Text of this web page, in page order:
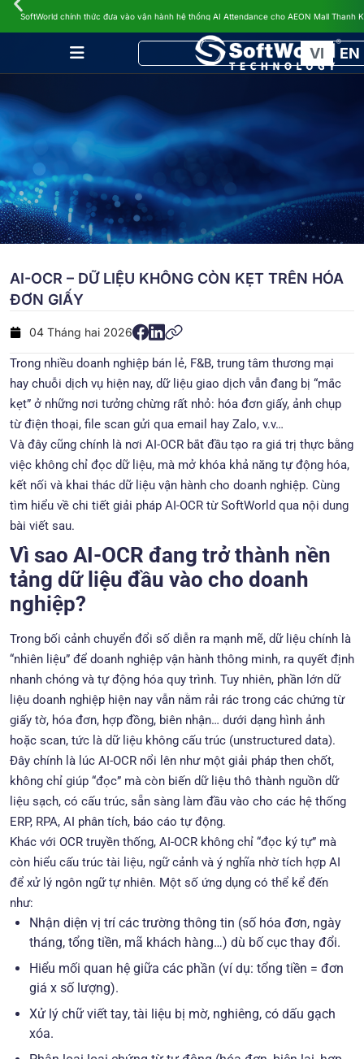
SoftWorld chính thức đưa vào vận hành hệ thống AI Attendance cho AEON Mall Thanh
VI EN
TIN TỨC
AI-OCR – DỮ LIỆU KHÔNG CÒN KẸT TRÊN HÓA
ĐƠN GIẤY
04 Tháng hai 2026
Trong nhiều doanh nghiệp bán lẻ, F&B, trung tâm thương mại
hay chuỗi dịch vụ hiện nay, dữ liệu giao dịch vẫn đang bị “mắc
kẹt” ở những nơi tưởng chừng rất nhỏ: hóa đơn giấy, ảnh chụp
từ điện thoại, file scan gửi qua email hay Zalo, v.v…
Và đây cũng chính là nơi AI-OCR bắt đầu tạo ra giá trị thực bằng
việc không chỉ đọc dữ liệu, mà mở khóa khả năng tự động hóa,
kết nối và khai thác dữ liệu vận hành cho doanh nghiệp. Cùng
tìm hiểu về chi tiết giải pháp AI-OCR từ SoftWorld qua nội dung
bài viết sau.
Vì sao AI-OCR đang trở thành nền
tảng dữ liệu đầu vào cho doanh
nghiệp?
Trong bối cảnh chuyển đổi số diễn ra mạnh mẽ, dữ liệu chính là
“nhiên liệu” để doanh nghiệp vận hành thông minh, ra quyết định
nhanh chóng và tự động hóa quy trình. Tuy nhiên, phần lớn dữ
liệu doanh nghiệp hiện nay vẫn nằm rải rác trong các chứng từ
giấy tờ, hóa đơn, hợp đồng, biên nhận… dưới dạng hình ảnh
hoặc scan, tức là dữ liệu không cấu trúc (unstructured data).
Đây chính là lúc AI-OCR nổi lên như một giải pháp then chốt,
không chỉ giúp “đọc” mà còn biến dữ liệu thô thành nguồn dữ
liệu sạch, có cấu trúc, sẵn sàng làm đầu vào cho các hệ thống
ERP, RPA, AI phân tích, báo cáo tự động.
Khác với OCR truyền thống, AI-OCR không chỉ “đọc ký tự” mà
còn hiểu cấu trúc tài liệu, ngữ cảnh và ý nghĩa nhờ tích hợp AI
để xử lý ngôn ngữ tự nhiên. Một số ứng dụng có thể kể đến
như:
Nhận diện vị trí các trường thông tin (số hóa đơn, ngày
tháng, tổng tiền, mã khách hàng…) dù bố cục thay đổi.
Hiểu mối quan hệ giữa các phần (ví dụ: tổng tiền = đơn
giá x số lượng).
Xử lý chữ viết tay, tài liệu bị mờ, nghiêng, có dấu gạch
xóa.